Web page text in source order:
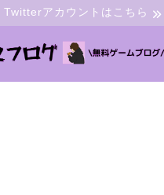
Twitterアカウントはこちら